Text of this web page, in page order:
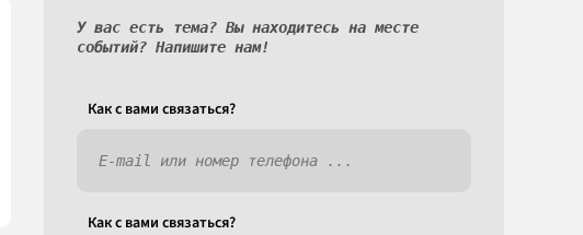
У вас есть тема? Вы находитесь на месте
событий? Напишите нам!
Как c вами связаться?
Как c вами связаться?